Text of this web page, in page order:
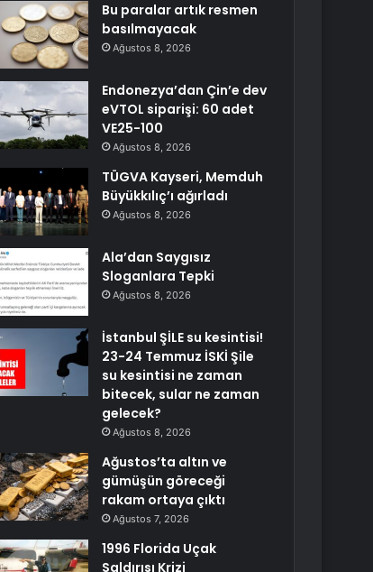
Bu paralar artık resmen
basılmayacak
Ağustos 8, 2026
Endonezya’dan Çin’e dev
eVTOL siparişi: 60 adet
VE25-100
Ağustos 8, 2026
TÜGVA Kayseri, Memduh
Büyükkılıç’ı ağırladı
Ağustos 8, 2026
Ala’dan Saygısız
Sloganlara Tepki
Ağustos 8, 2026
İstanbul ŞİLE su kesintisi!
23-24 Temmuz İSKİ Şile
su kesintisi ne zaman
bitecek, sular ne zaman
gelecek?
Ağustos 8, 2026
Ağustos’ta altın ve
gümüşün göreceği
rakam ortaya çıktı
Ağustos 7, 2026
1996 Florida Uçak
Saldırısı Krizi